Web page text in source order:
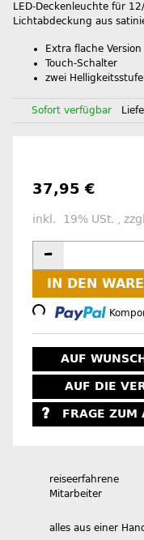
LED-Deckenleuchte für
Lichtabdeckung aus
Extra flache Version
Touch-Schalter
zwei
Sofort verfügbar
37,95 €
inkl. 19% USt. ,
IN DEN
Loading...
AUF
AUF DIE
FRAGE ZUM
reiseerfahrene
Mitarbeiter
alles aus einer